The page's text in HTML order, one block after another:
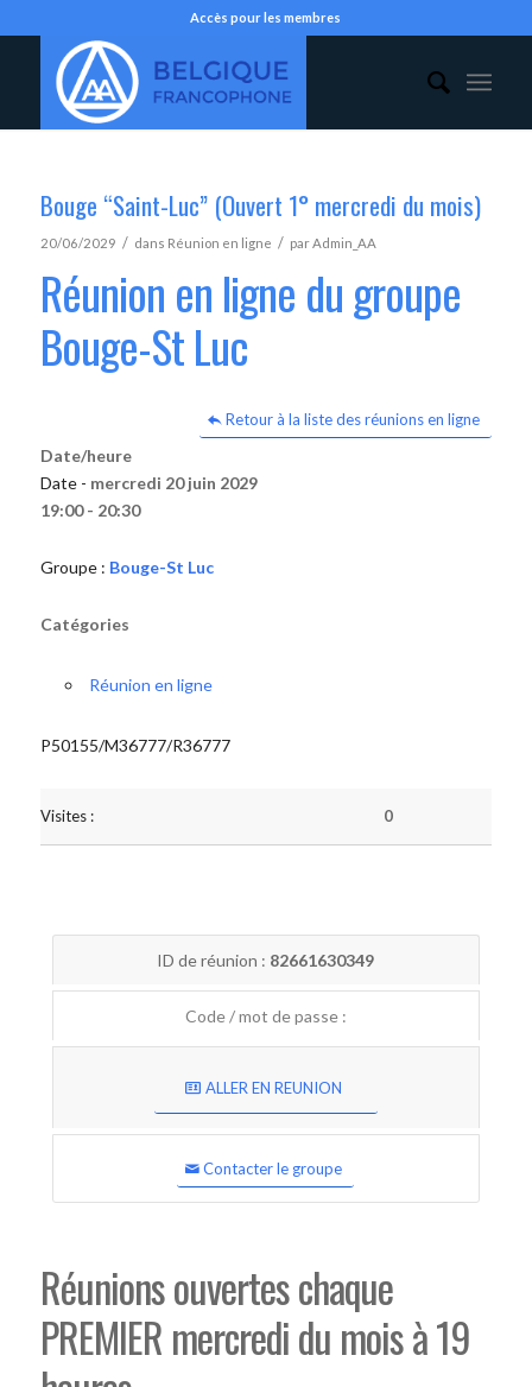
Accès pour les membres
Bouge “Saint-Luc” (Ouvert 1° mercredi du mois)
20/06/2029 / dans Réunion en ligne / parAdmin_AA
Réunion en ligne du groupe
Bouge-St Luc
Retour à la liste des réunions en ligne
Date/heure
Date - mercredi 20 juin 2029
19:00 - 20:30
Groupe : Bouge-St Luc
Catégories
Réunion en ligne
P50155/M36777/R36777
Visites : 0
ID de réunion : 82661630349
Code / mot de passe :
ALLER EN REUNION
Contacter le groupe
Réunions ouvertes chaque
PREMIER mercredi du mois à 19